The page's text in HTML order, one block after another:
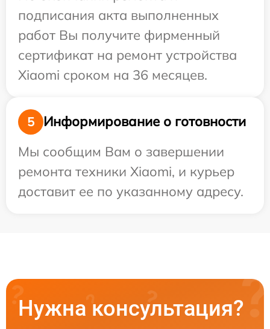
подписания акта выполненных
работ Вы получите фирменный
сертификат на ремонт устройства
Xiaomi сроком на 36 месяцев.
5
Информирование о готовности
Мы сообщим Вам о завершении
ремонта техники Xiaomi, и курьер
доставит ее по указанному адресу.
Нужна консультация?